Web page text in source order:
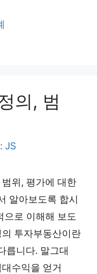
의, 범
JS
위, 평가에 대한
알아보도록 합시
으로 이해해 보도
투자부동산이란
릅니다. 말그대
수익을 얻거